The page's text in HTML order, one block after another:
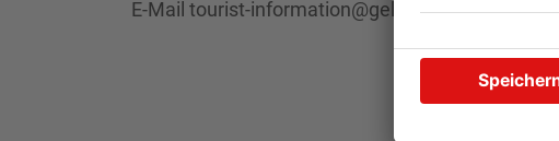
E-Mail tourist-information@gelnhausen.de